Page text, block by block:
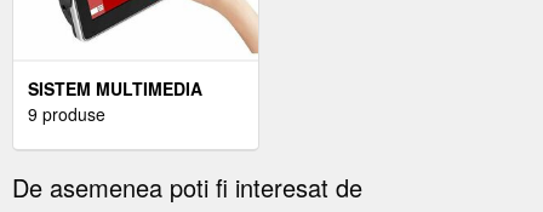
SISTEM MULTIMEDIA
TECHSTAR® APPLE
1080P FULL HD,
9 produse
De asemenea poti fi interesat de